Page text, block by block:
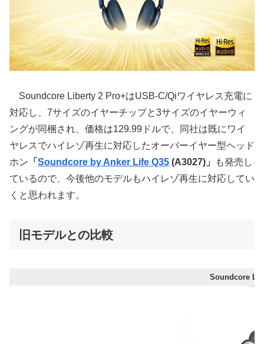
Soundcore Liberty 2 Pro+はUSB-C/Qiワイヤレス充電に
対応し、7サイズのイヤーチップと3サイズのイヤーウィ
ングが同梱され、価格は129.99ドルで、同社は既にワイ
ヤレスでハイレゾ再生に対応したオーバーイヤー型ヘッド
ホン 「 Soundcore by Anker Life Q35 (A3027)」
も発売し
ているので、今後他のモデルもハイレゾ再生に対応してい
くと思われます。
旧モデルとの比較
Soundcore